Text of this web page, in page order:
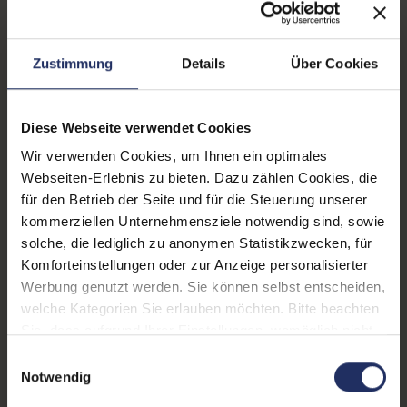
Zustimmung Details Über Cookies
Diese Webseite verwendet Cookies
Wir verwenden Cookies, um Ihnen ein optimales
Webseiten-Erlebnis zu bieten. Dazu zählen Cookies, die
für den Betrieb der Seite und für die Steuerung unserer
kommerziellen Unternehmensziele notwendig sind, sowie
solche, die lediglich zu anonymen Statistikzwecken, für
Komforteinstellungen oder zur Anzeige personalisierter
Werbung genutzt werden. Sie können selbst entscheiden,
welche Kategorien Sie erlauben möchten. Bitte beachten
Weitere Informationen finden Sie in
Notwendig
Gebraucht
Grading: Sehr gut
Displaygröße: 14,0 Zoll
Displayauflösung: 1920 x 1080 FHD
Displayart: Mattes Display
Prozessor:
Intel Core i5 8265U @ 1,6
GHz
CPU Generation: 8
Prozessorkerne: 4
Datenspeicher: 250 GB SSD
Arbeitsspeicher: